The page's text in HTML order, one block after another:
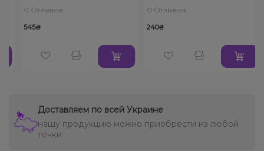
0 Отзывов
545₴
0 Отзывов
240₴
Доставляем по всей Украине
нашу продукцию можно приобрести из любой
точки